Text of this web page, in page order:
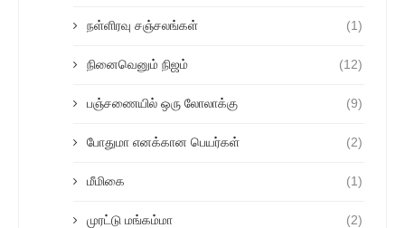
நள்ளிரவு சஞ்சலங்கள் (1)
நினைவெனும் நிஜம் (12)
பஞ்சணையில் ஒரு லோலாக்கு (9)
போதுமா எனக்கான பெயர்கள் (2)
மீமிகை (1)
முரட்டு மங்கம்மா (2)